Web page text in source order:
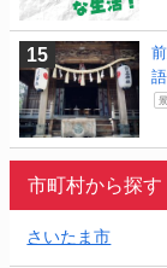
市町村から探す
さいたま市